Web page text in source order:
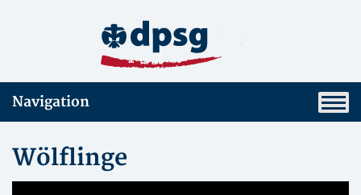
Navigation
Wölflinge